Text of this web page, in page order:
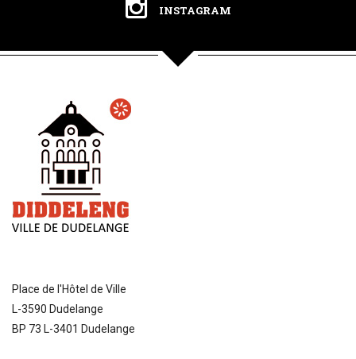
INSTAGRAM
Place de l'Hôtel de Ville
L-3590 Dudelange
BP 73 L-3401 Dudelange